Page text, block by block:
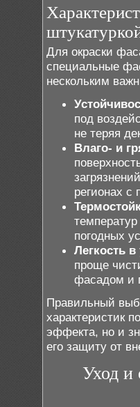
Для окраски
специальные
нескольким
под
не теряя
Влаго- и
регионах с
погодных
Легкость
проще
фасадом и
Правильный
характеристик
эффекта, но и
его защиту от
Уход и